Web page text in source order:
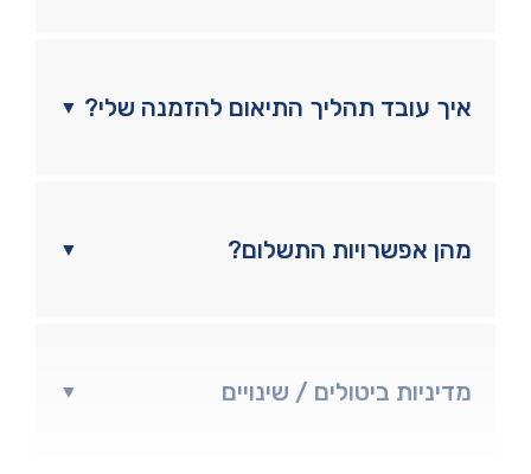
▼ איך עובד תהליך התיאום להזמנה שלי?
▼ מהן אפשרויות התשלום?
▼ מדיניות ביטולים / שינויים